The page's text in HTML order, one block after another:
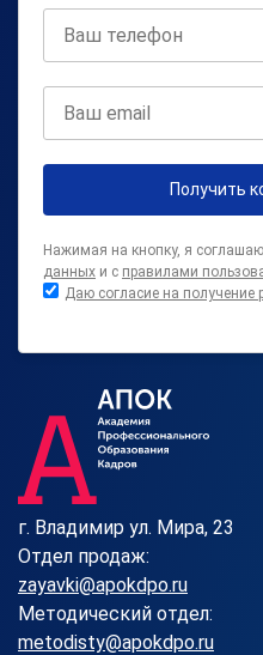
Получить
Нажимая на кнопку, я
данных и с правилами
Даю согласие на
г. Владимир ул. Мира, 23
Отдел продаж:
zayavki@apokdpo.ru
Методический отдел:
metodisty@apokdpo.ru